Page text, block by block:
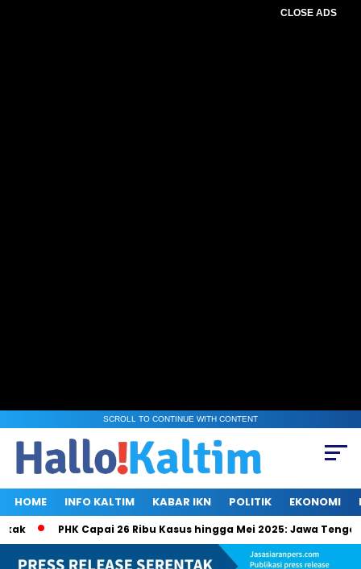
CLOSE ADS
SCROLL TO CONTINUE WITH CONTENT
HOME INFO KALTIM KABAR IKN POLITIK EKONOMI
PHK Capai 26 Ribu Kasus hingga Mei 2025: Jawa Tengah,